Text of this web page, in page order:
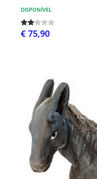
DISPONÍVEL
€ 75,90